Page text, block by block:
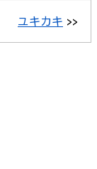
ユキカキ >>